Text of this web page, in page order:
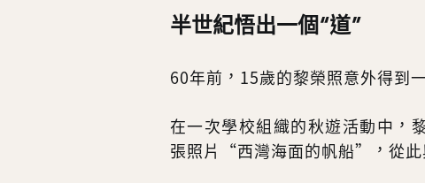
半世紀悟出一個“道”
60年前，15歲的黎榮照意外得到
在一次學校組織的秋遊活動中，
張照片“西灣海面的帆船”，從此